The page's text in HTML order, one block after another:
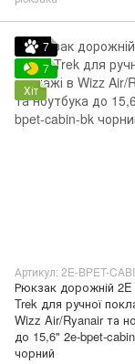
7
7
Хіт
Артикул: 2E-BPET-
Рюкзак дорожній 2E
Trek для ручної
Wizz Air/Ryanair та
до 15,6" 2e-bpet-
чорний